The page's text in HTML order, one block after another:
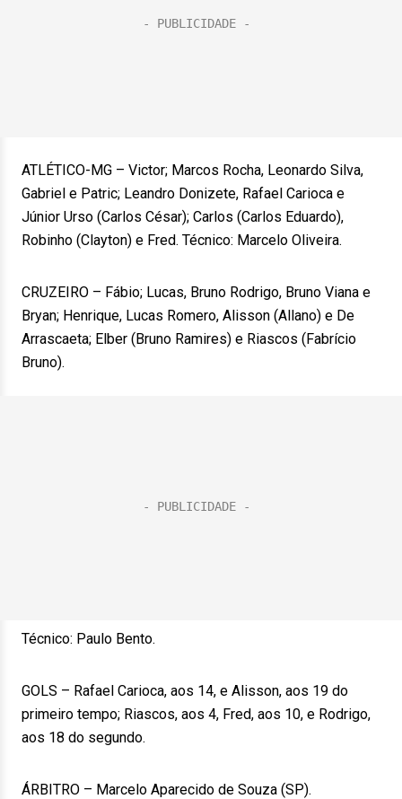
ATLÉTICO-MG – Victor; Marcos Rocha, Leonardo Silva,
Gabriel e Patric; Leandro Donizete, Rafael Carioca e
Júnior Urso (Carlos César); Carlos (Carlos Eduardo),
Robinho (Clayton) e Fred. Técnico: Marcelo Oliveira.
CRUZEIRO – Fábio; Lucas, Bruno Rodrigo, Bruno Viana e
Bryan; Henrique, Lucas Romero, Alisson (Allano) e De
Arrascaeta; Elber (Bruno Ramires) e Riascos (Fabrício
Bruno).
Técnico: Paulo Bento.
GOLS – Rafael Carioca, aos 14, e Alisson, aos 19 do
primeiro tempo; Riascos, aos 4, Fred, aos 10, e Rodrigo,
aos 18 do segundo.
ÁRBITRO – Marcelo Aparecido de Souza (SP).